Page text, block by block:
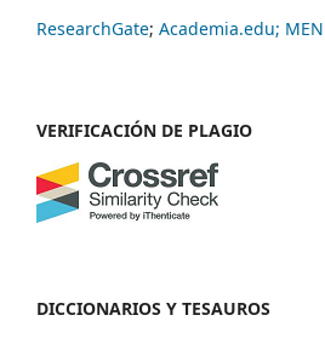
ResearchGate; Academia.edu;
VERIFICACIÓN DE PLAGIO
DICCIONARIOS Y TESAUROS